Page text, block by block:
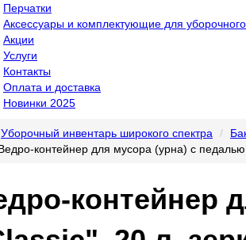
Перчатки
Аксессуары и комплектующие для
Акции
Услуги
Контакты
Оплата и доставка
Новинки 2025
Уборочный инвентарь широкого спектра
контейнер для мусора (урна) с
контейнер